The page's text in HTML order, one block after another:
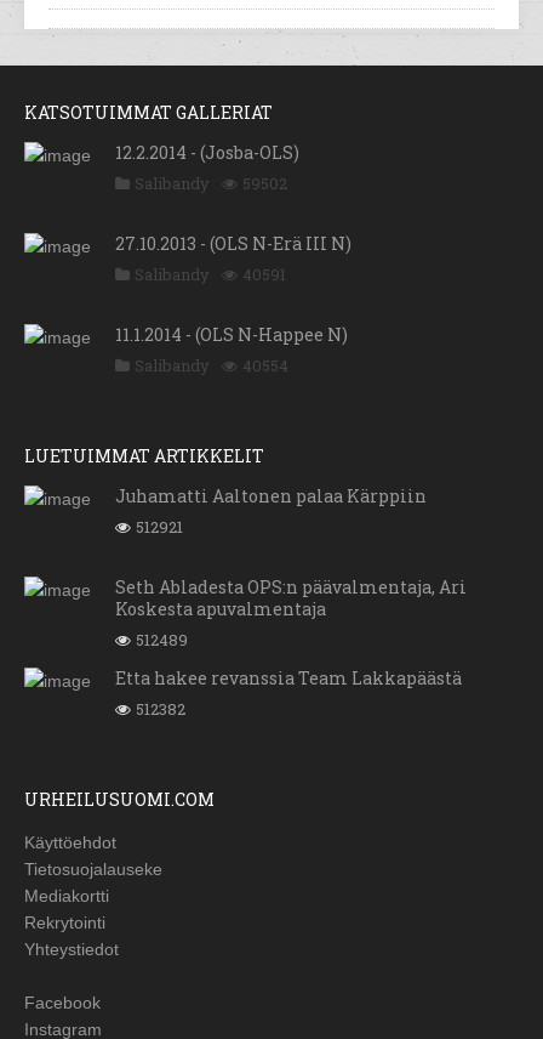
KATSOTUIMMAT GALLERIAT
12.2.2014 - (Josba-OLS)
Salibandy 59502
27.10.2013 - (OLS N-Erä III N)
Salibandy 40591
11.1.2014 - (OLS N-Happee N)
Salibandy 40554
LUETUIMMAT ARTIKKELIT
Juhamatti Aaltonen palaa Kärppiin
512921
Seth Abladesta OPS:n päävalmentaja, Ari
Koskesta apuvalmentaja
512489
Etta hakee revanssia Team Lakkapäästä
512382
URHEILUSUOMI.COM
Käyttöehdot
Tietosuojalauseke
Mediakortti
Rekrytointi
Yhteystiedot
Facebook
Instagram